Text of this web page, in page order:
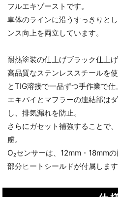
フルエキゾーストです。
車体のラインに沿うすっきりと
ンス向上を両立しています。
耐熱塗装の仕上げブラック仕上げ
高品質なステンレススチールを
とTIG溶接で一品ずつ手作業で仕
エキパイとマフラーの連結部は
し、排気漏れを防止。
さらにガセット補強することで
慮。
O₂センサーは、12mm・18mm
部分ヒートシールドが付属します